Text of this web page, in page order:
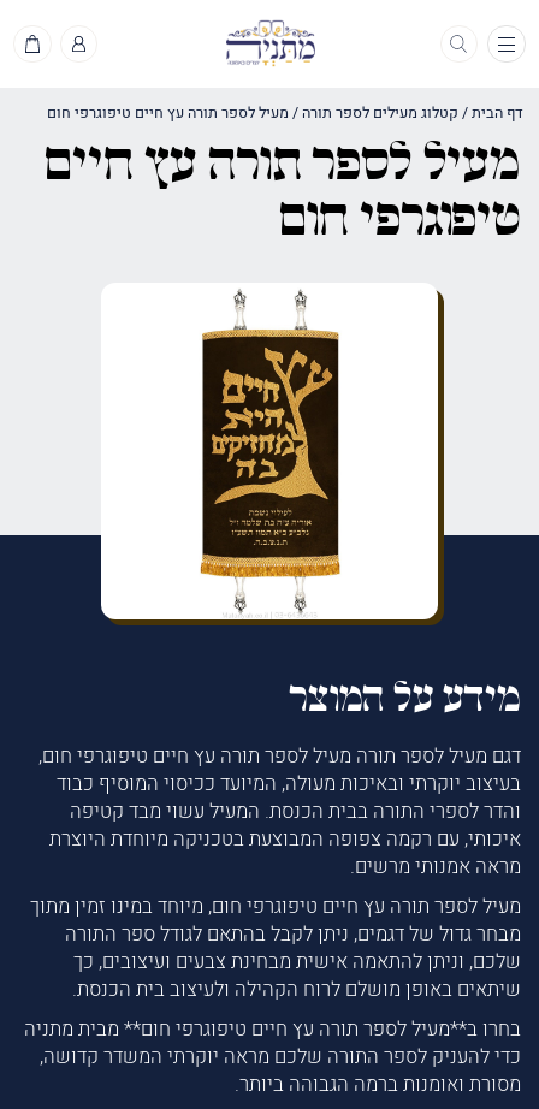
תפריט
דף הבית/ קטלוג מעילים לספר תורה / מעיל לספר תורה עץ חיים טיפוגרפי חום
מעיל לספר תורה עץ חיים
טיפוגרפי חום
מידע על המוצר
דגם מעיל לספר תורה מעיל לספר תורה עץ חיים טיפוגרפי חום,
בעיצוב יוקרתי ובאיכות מעולה, המיועד ככיסוי המוסיף כבוד
והדר לספרי התורה בבית הכנסת. המעיל עשוי מבד קטיפה
איכותי, עם רקמה צפופה המבוצעת בטכניקה מיוחדת היוצרת
מראה אמנותי מרשים.
מעיל לספר תורה עץ חיים טיפוגרפי חום, מיוחד במינו זמין מתוך
מבחר גדול של דגמים, ניתן לקבל בהתאם לגודל ספר התורה
שלכם, וניתן להתאמה אישית מבחינת צבעים ועיצובים, כך
שיתאים באופן מושלם לרוח הקהילה ולעיצוב בית הכנסת.
בחרו ב**מעיל לספר תורה עץ חיים טיפוגרפי חום** מבית מתניה
כדי להעניק לספר התורה שלכם מראה יוקרתי המשדר קדושה,
מסורת ואומנות ברמה הגבוהה ביותר.